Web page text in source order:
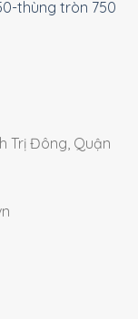
thùng tròn 750
Trị Đông, Quận